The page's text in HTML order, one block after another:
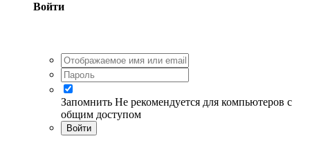
Войти
Запомнить Не рекомендуется для компьютеров с
общим доступом
Войти